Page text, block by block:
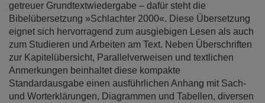
getreuer Grundtextwiedergabe – dafür steht die
Bibelübersetzung »Schlachter 2000«. Diese Übersetzung
eignet sich hervorragend zum ausgiebigen Lesen als auch
zum Studieren und Arbeiten am Text. Neben Überschriften
zur Kapitelübersicht, Parallelverweisen und textlichen
Anmerkungen beinhaltet diese kompakte
Standardausgabe einen ausführlichen Anhang mit Sach-
und Worterklärungen, Diagrammen und Tabellen, diversen